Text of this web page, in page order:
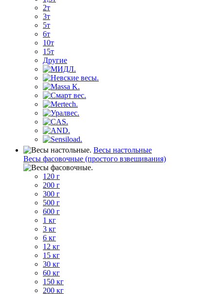
2т
3т
5т
6т
10т
15т
Другие
Весы настольные
Весы фасовочные (простого взвешивания)
120 г
200 г
300 г
500 г
600 г
1 кг
3 кг
6 кг
12 кг
15 кг
30 кг
60 кг
150 кг
200 кг